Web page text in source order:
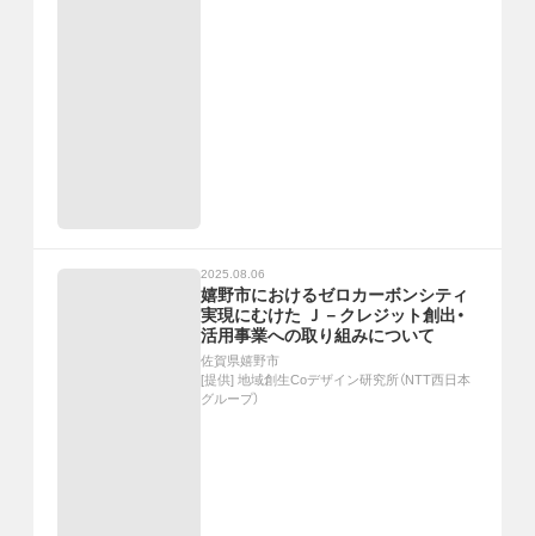
2025.08.06
嬉野市におけるゼロカーボンシティ
実現にむけた Ｊ－クレジット創出・
活用事業への取り組みについて
佐賀県嬉野市
[提供] 地域創生Coデザイン研究所（NTT西日本
グループ）